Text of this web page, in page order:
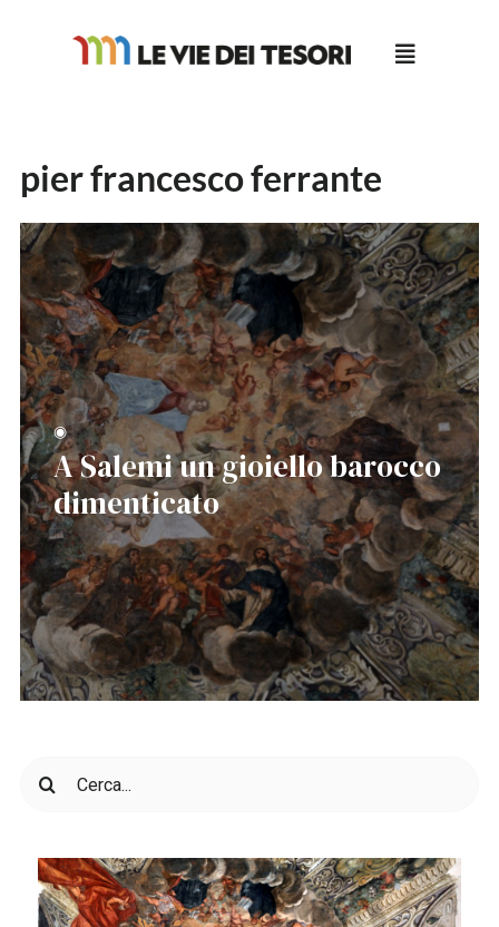
pier francesco ferrante
◉
A Salemi un gioiello barocco
dimenticato
per: